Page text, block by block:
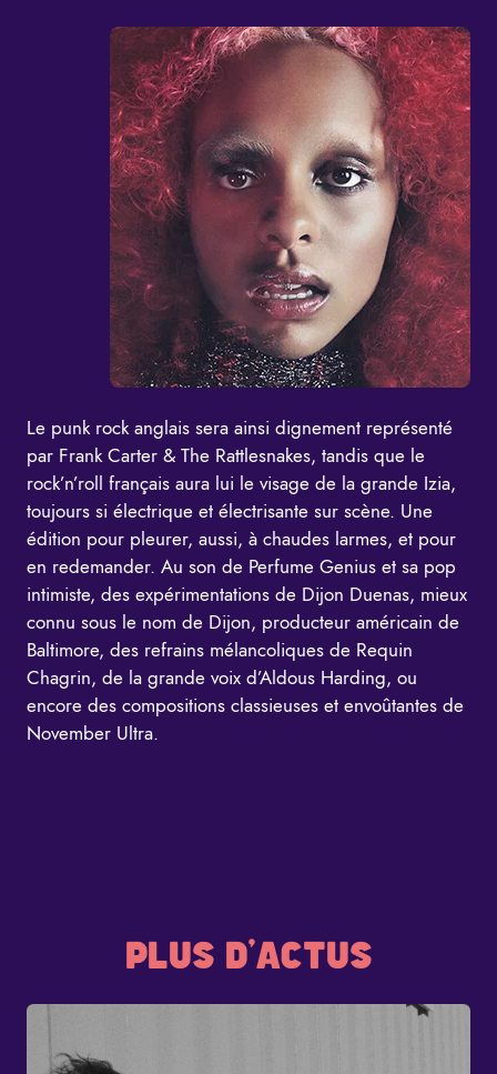
Le punk rock anglais sera ainsi dignement représenté
par Frank Carter & The Rattlesnakes, tandis que le
rock’n’roll français aura lui le visage de la grande Izia,
toujours si électrique et électrisante sur scène. Une
édition pour pleurer, aussi, à chaudes larmes, et pour
en redemander. Au son de Perfume Genius et sa pop
intimiste, des expérimentations de Dijon Duenas, mieux
connu sous le nom de Dijon, producteur américain de
Baltimore, des refrains mélancoliques de Requin
Chagrin, de la grande voix d’Aldous Harding, ou
encore des compositions classieuses et envoûtantes de
November Ultra.
PLUS D'ACTUS